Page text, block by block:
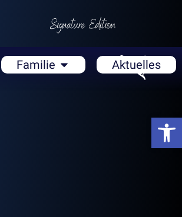
Familie Aktuelles